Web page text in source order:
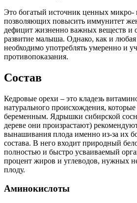
Это богатый источник ценных микро-
позволяющих повысить иммунитет
дефицит жизненно важных веществ и
развитие малыша. Однако, как и
необходимо употреблять умеренно и
противопоказания.
Состав
Кедровые орехи – это кладезь
натурального происхождения,
беременным. Ядрышки сибирской
дереве они произрастают)
вынашивания плода именно из-за их
состава. В него входит природный
полностью и быстро усваиваемый
процент жиров и углеводов, нужных
плоду.
Аминокислоты